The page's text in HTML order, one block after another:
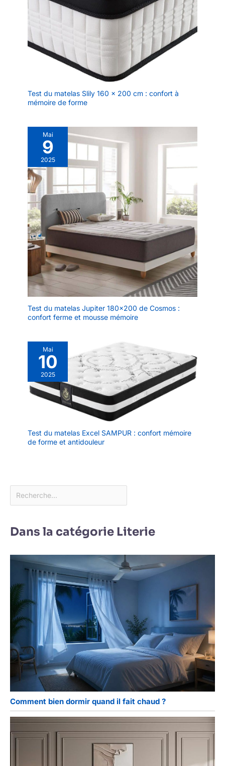
Test du matelas Slily 160 x 200 cm : confort à
mémoire de forme
Mai
9
2025
Test du matelas Jupiter 180×200 de Cosmos :
confort ferme et mousse mémoire
Mai
10
2025
Test du matelas Excel SAMPUR : confort mémoire
de forme et antidouleur
Dans la catégorie Literie
Comment bien dormir quand il fait chaud ?